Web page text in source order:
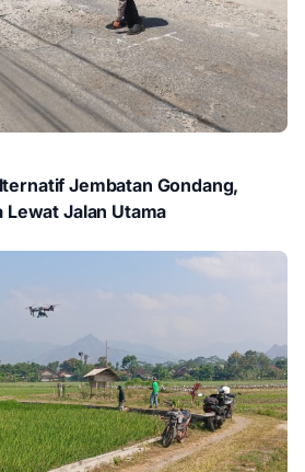
Jembatan Gondang,
Lewat Jalan Utama